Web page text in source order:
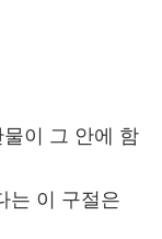
이 그 안에 함
는 이 구절은